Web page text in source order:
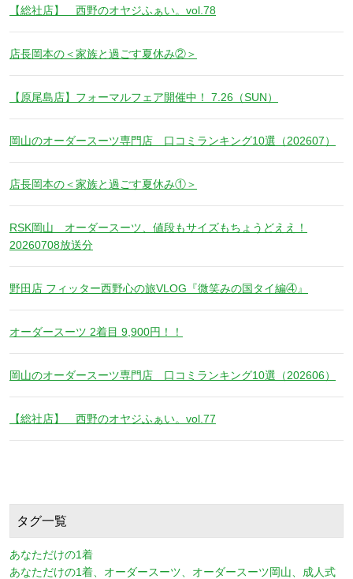
【総社店】 西野のオヤジふぁい。vol.78
店長岡本の＜家族と過ごす夏休み②＞
【原尾島店】フォーマルフェア開催中！ 7.26（SUN）
岡山のオーダースーツ専門店 口コミランキング10選（202607）
店長岡本の＜家族と過ごす夏休み①＞
RSK岡山 オーダースーツ、値段もサイズもちょうどええ！
20260708放送分
野田店 フィッター西野心の旅VLOG『微笑みの国タイ編④』
オーダースーツ 2着目 9,900円！！
岡山のオーダースーツ専門店 口コミランキング10選（202606）
【総社店】 西野のオヤジふぁい。vol.77
タグ一覧
あなただけの1着
あなただけの1着、オーダースーツ、オーダースーツ岡山、成人式